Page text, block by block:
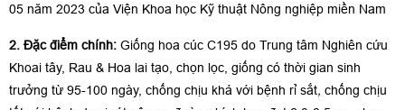
05 năm 2023 của Viện Khoa học Kỹ thuật Nông nghiệp miền Nam
2. Đặc điểm chính: Giống hoa cúc C195 do Trung tâm Nghiên cứu
Khoai tây, Rau & Hoa lai tạo, chọn lọc, giống có thời gian sinh
trưởng từ 95-100 ngày, chống chịu khá với bệnh rỉ sắt, chống chịu